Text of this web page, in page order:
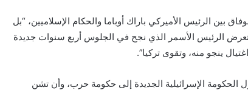
بين الرئيس الأميركي باراك أوباما والحكام الإسلاميين، “بل
يتعرض الرئيس الأسمر الذي نجح في الجلوس أربع سنوات جديدة
ينجو منه، وتقوى تركيا”.
الحكومة الإسرائيلية الجديدة إلى حكومة حرب، وأن تشن